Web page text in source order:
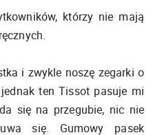
którzy nie mają
i zwykle noszę zegarki o
ten Tissot pasuje mi
się na przegubie, nic nie
się. Gumowy pasek